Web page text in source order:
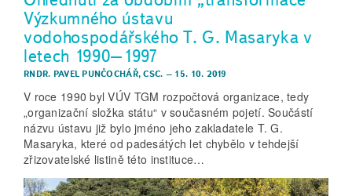
Výzkumného ústavu
vodohospodářského T. G. Masaryka v
letech 1990–1997
RNDR. PAVEL PUNČOCHÁŘ, CSC. – 15. 10. 2019
V roce 1990 byl VÚV TGM rozpočtová organizace, tedy
„organizační složka státu“ v současném pojetí. Součástí
názvu ústavu již bylo jméno jeho zakladatele T. G.
Masaryka, které od padesátých let chybělo v tehdejší
zřizovatelské listině této instituce…